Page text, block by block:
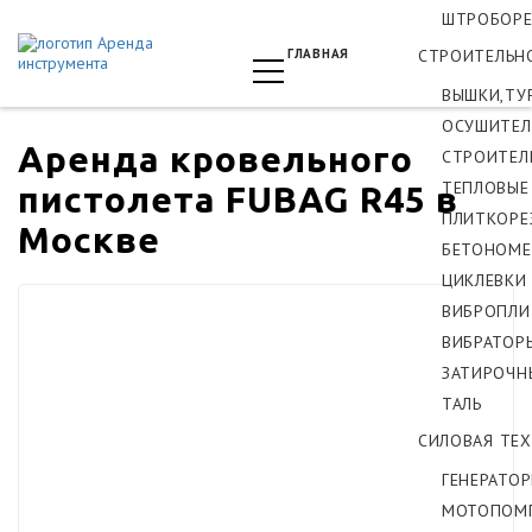
ГЛАВНАЯ
ЦИКЛЕВКИ
ТАЛЬ
СИЛОВАЯ
Аренда кровельного
пистолета FUBAG R45 в
Москве